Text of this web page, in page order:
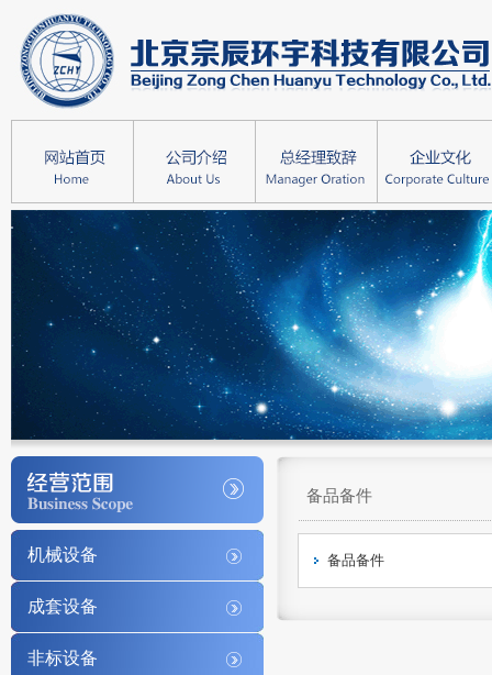
机械设备
成套设备
非标设备
备品备件
备品备件